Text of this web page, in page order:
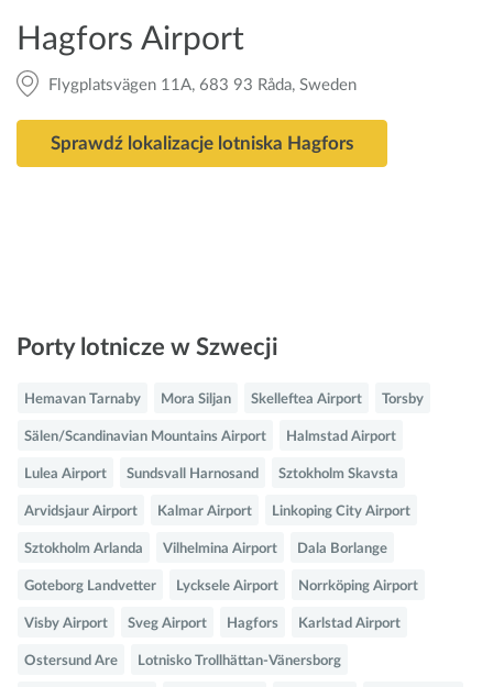
Hagfors Airport
Flygplatsvägen 11A, 683 93 Råda, Sweden
Sprawdź lokalizacje lotniska Hagfors
Porty lotnicze w Szwecji
Hemavan Tarnaby Mora Siljan Skelleftea Airport Torsby
Sälen/Scandinavian Mountains Airport Halmstad Airport
Lulea Airport Sundsvall Harnosand Sztokholm Skavsta
Arvidsjaur Airport Kalmar Airport Linkoping City Airport
Sztokholm Arlanda Vilhelmina Airport Dala Borlange
Goteborg Landvetter Lycksele Airport Norrköping Airport
Visby Airport Sveg Airport Hagfors Karlstad Airport
Ostersund Are Lotnisko Trollhättan-Vänersborg